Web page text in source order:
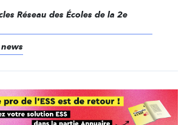
Réseau des Écoles de la 2e